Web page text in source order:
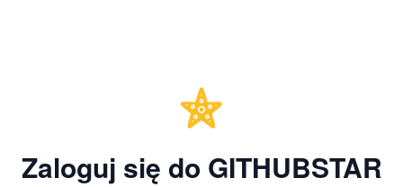
Zaloguj się do GITHUBSTAR